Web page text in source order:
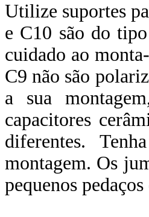
Utilize suportes
e C10 são do
cuidado ao
C9 não são
a sua
capacitores
diferentes.
montagem. Os
pequenos